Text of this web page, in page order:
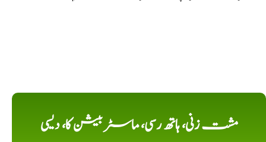
مشت زنی، ہاتھ رسی، ماسٹر بیشن کا، دیسی